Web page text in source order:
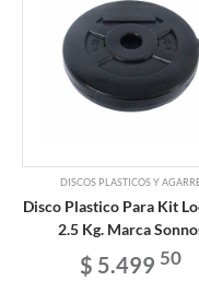
DISCOS PLASTICOS Y
Disco Plastico Para Kit
2.5 Kg. Marca
$ 5.499 50